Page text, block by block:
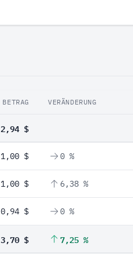
BETRAG VERÄNDERUNG
2,94 $
1,00 $ 0 %
1,00 $ 6,38 %
0,94 $ 0 %
3,70 $ 7,25 %